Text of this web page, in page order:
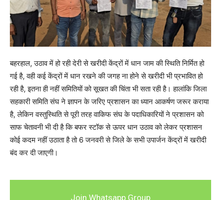
बहरहाल, उठाव में हो रही देरी से खरीदी केंद्रों में धान जाम की स्थिति निर्मित हो
गई है, वही कई केंद्रों में धान रखने की जगह ना होने से खरीदी भी प्रभावित हो
रही है, इतना ही नहीं समितियों को सूखत की चिंता भी सता रही है। हालांकि जिला
सहकारी समिति संघ ने ज्ञापन के जरिए प्रशासन का ध्यान आकर्षण जरूर कराया
है, लेकिन वस्तुस्थिति से पूरी तरह वाकिफ संघ के पदाधिकारियों ने प्रशासन को
साफ चेतावनी भी दी है कि बफर स्टॉक से ऊपर धान उठाव को लेकर प्रशासन
कोई कदम नहीं उठाता है तो 6 जनवरी से जिले के सभी उपार्जन केंद्रों में खरीदी
बंद कर दी जाएगी।
Join Whatsapp Group